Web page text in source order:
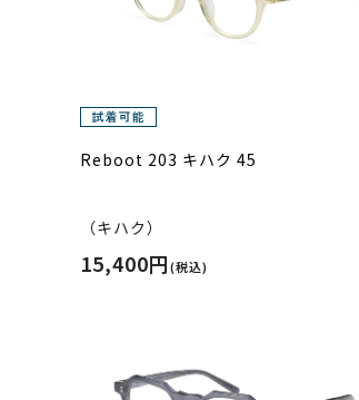
Reboot 203 キハク 45
（キハク）
15,400円(税込)